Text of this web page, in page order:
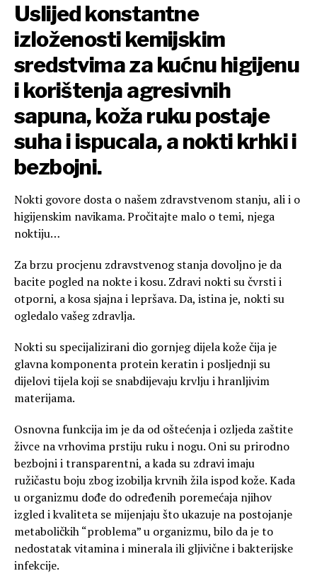
Uslijed konstantne
izloženosti kemijskim
sredstvima za kućnu higijenu
i korištenja agresivnih
sapuna, koža ruku postaje
suha i ispucala, a nokti krhki i
bezbojni.
Nokti govore dosta o našem zdravstvenom stanju, ali i o
higijenskim navikama. Pročitajte malo o temi, njega
noktiju…
Za brzu procjenu zdravstvenog stanja dovoljno je da
bacite pogled na nokte i kosu. Zdravi nokti su čvrsti i
otporni, a kosa sjajna i lepršava. Da, istina je, nokti su
ogledalo vašeg zdravlja.
Nokti su specijalizirani dio gornjeg dijela kože čija je
glavna komponenta protein keratin i posljednji su
dijelovi tijela koji se snabdijevaju krvlju i hranljivim
materijama.
Osnovna funkcija im je da od oštećenja i ozljeda zaštite
živce na vrhovima prstiju ruku i nogu. Oni su prirodno
bezbojni i transparentni, a kada su zdravi imaju
ružičastu boju zbog izobilja krvnih žila ispod kože. Kada
u organizmu dođe do određenih poremećaja njihov
izgled i kvaliteta se mijenjaju što ukazuje na postojanje
metaboličkih “problema” u organizmu, bilo da je to
nedostatak vitamina i minerala ili gljivične i bakterijske
infekcije.